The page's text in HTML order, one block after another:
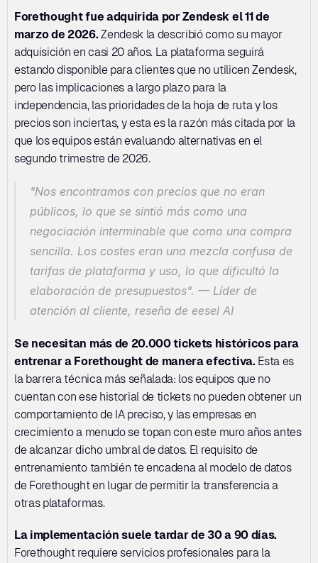
Forethought fue adquirida por Zendesk el 11 de
marzo de 2026. Zendesk la describió como su mayor
adquisición en casi 20 años. La plataforma seguirá
estando disponible para clientes que no utilicen Zendesk,
pero las implicaciones a largo plazo para la
independencia, las prioridades de la hoja de ruta y los
precios son inciertas, y esta es la razón más citada por la
que los equipos están evaluando alternativas en el
segundo trimestre de 2026.
"Nos encontramos con precios que no eran
públicos, lo que se sintió más como una
negociación interminable que como una compra
sencilla. Los costes eran una mezcla confusa de
tarifas de plataforma y uso, lo que dificultó la
elaboración de presupuestos". — Líder de
atención al cliente, reseña de eesel AI
Se necesitan más de 20.000 tickets históricos para
entrenar a Forethought de manera efectiva. Esta es
la barrera técnica más señalada: los equipos que no
cuentan con ese historial de tickets no pueden obtener un
comportamiento de IA preciso, y las empresas en
crecimiento a menudo se topan con este muro años antes
de alcanzar dicho umbral de datos. El requisito de
entrenamiento también te encadena al modelo de datos
de Forethought en lugar de permitir la transferencia a
otras plataformas.
La implementación suele tardar de 30 a 90 días.
Forethought requiere servicios profesionales para la